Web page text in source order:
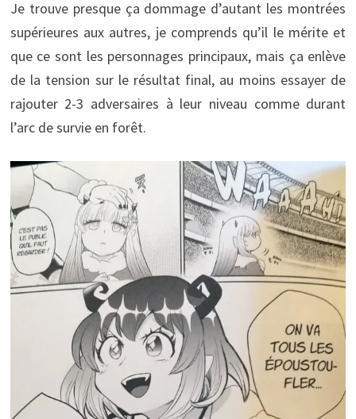
Je trouve presque ça dommage d’autant les montrées
supérieures aux autres, je comprends qu’il le mérite et
que ce sont les personnages principaux, mais ça enlève
de la tension sur le résultat final, au moins essayer de
rajouter 2-3 adversaires à leur niveau comme durant
l’arc de survie en forêt.